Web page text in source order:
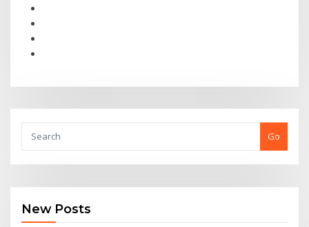
Go
New Posts